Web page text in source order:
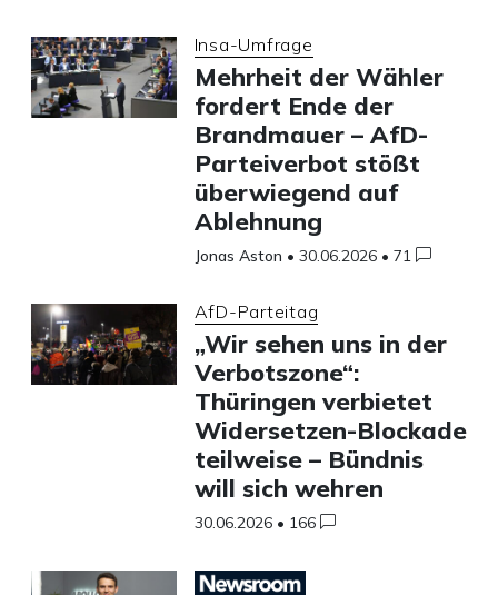
Insa-Umfrage
Mehrheit der Wähler
fordert Ende der
Brandmauer – AfD-
Parteiverbot stößt
überwiegend auf
Ablehnung
Jonas Aston • 30.06.2026 • 71
AfD-Parteitag
„Wir sehen uns in der
Verbotszone“:
Thüringen verbietet
Widersetzen-Blockade
teilweise – Bündnis
will sich wehren
30.06.2026 • 166